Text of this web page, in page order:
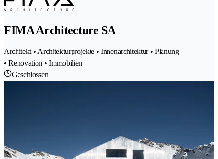
FIMA Architecture SA
Architekt • Architekturprojekte • Innenarchitektur • Planung
• Renovation • Immobilien
Geschlossen